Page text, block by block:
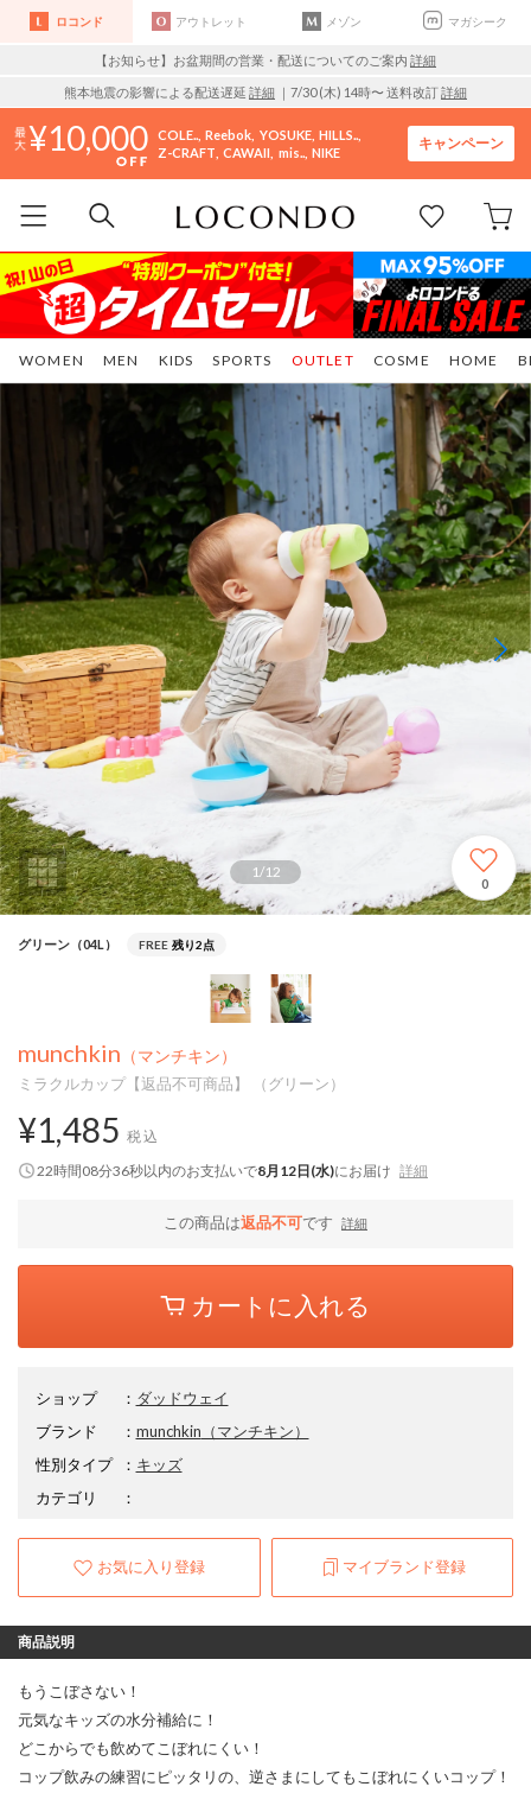
ロコンド アウトレット メゾン マガシーク
【お知らせ】お盆期間の営業・配送についてのご案内 詳細
熊本地震の影響による配送遅延 詳細 ｜7/30 (木) 14時〜 送料改訂詳細
10,000 COLE.. Reebok YOSUKE HILLS..
Z-CRAFT CAWAII mis.. NIKE
キャンペーン
WOMEN MEN KIDS SPORTS COSME HOME
OUTLET
1/12
0
グリーン（04L） FREE 残り2点
munchkin （マンチキン）
ミラクルカップ【返品不可商品】 （グリーン）
¥1,485 税込
22時間08分35秒以内のお支払いで8月12日(水)にお届け 詳細
この商品は返品不可です 詳細
カートに入れる
ショップ ： ダッドウェイ
ブランド
： munchkin （マンチキン）
性別タイプ
： キッズ
カテゴリ
：
お気に入り登録 マイブランド登録
商品説明
もうこぼさない！
元気なキッズの水分補給に！
どこからでも飲めてこぼれにくい！
コップ飲みの練習にピッタリの、逆さまにしてもこぼれにくいコップ！